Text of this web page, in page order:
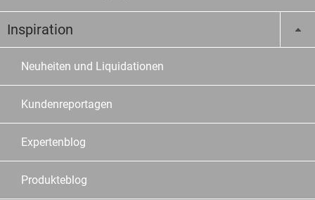
Inspiration
Neuheiten und Liquidationen
Kundenreportagen
Expertenblog
Produkteblog